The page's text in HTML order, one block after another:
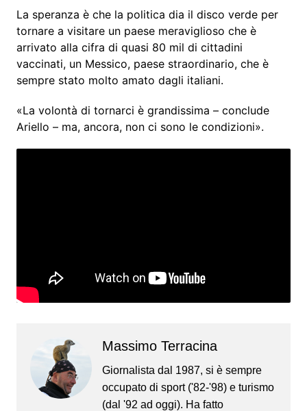
La speranza è che la politica dia il disco verde per
tornare a visitare un paese meraviglioso che è
arrivato alla cifra di quasi 80 mil di cittadini
vaccinati, un Messico, paese straordinario, che è
sempre stato molto amato dagli italiani.
«La volontà di tornarci è grandissima – conclude
Ariello – ma, ancora, non ci sono le condizioni».
Massimo Terracina
Giornalista dal 1987, si è sempre
occupato di sport ('82-'98) e turismo
(dal '92 ad oggi). Ha fatto